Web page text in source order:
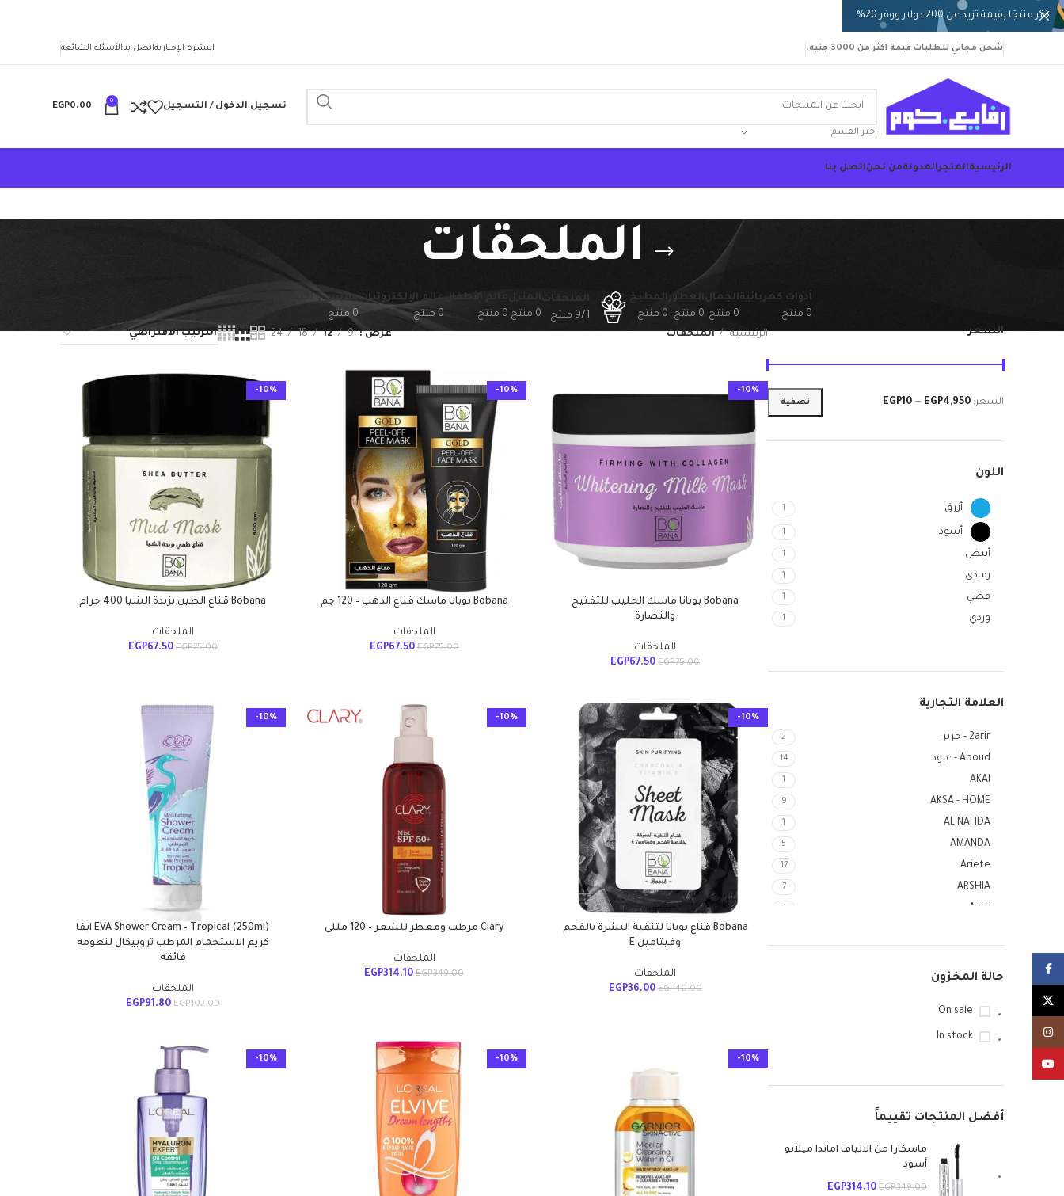
شحن مجاني للطلبات قيمة اكثر من 3000 جنيه. النشرة الإخباريةاتصل بناالأسئلة الشائعة
اختر القسم
تسجيل الدخول / التسجيل
0
EGP0.00
الرئيسيةالمتجرالمدونةمن نحناتصل بنا
الملحقات
أدوات كهربائية
0 منتج
الجمال
0 منتج
العطور
0 منتج
المطبخ
0 منتج
الملحقات
971 منتج
المنزل
0 منتج
عالم الأطفال
0 منتج
عالم الإلكترونيات
0 منتج
ملابس و اكسسوارات
0 منتج
السعر
تصفية السعر: EGP10 — EGP4,950
اللون
أزرق 1
أسود 1
أبيض 1
رمادي 1
فضي 1
وردي 1
العلامة التجارية
2arir - حرير 2
Aboud - عبود 14
AKAI
1
AKSA - HOME
9
AL NAHDA
1
AMANDA
5
Ariete
17
ARSHIA
7
Arzu
4
BLACK + DECKER
BOBANA
Bohemia Crystal
BRAUN
حالة المخزون
On sale
In stock
أفضل المنتجات تقييماً
ماسكارا من الالياف اماندا ميلانو
أسود
EGP349.00
EGP314.10
الرئيسية الملحقات عرض 9
12
18
24
-10%
Bobana بوبانا ماسك الحليب للتفتيح
والنضارة
الملحقات
EGP75.00
EGP67.50
-10%
Bobana بوبانا ماسك قناع الذهب – 120 جم
الملحقات
EGP75.00
EGP67.50
-10%
Bobana قناع الطين بزبدة الشيا 400 جرام
الملحقات
EGP75.00
EGP67.50
-10%
Bobana قناع بوبانا لتنقية البشرة بالفحم
وفيتامين E
الملحقات
EGP40.00
EGP36.00
-10%
Clary مرطب ومعطر للشعر – 120 مللى
الملحقات
EGP349.00
EGP314.10
-10%
EVA Shower Cream – Tropical (250ml) ايفا
كريم الاستحمام المرطب تروبيكال لنعومه
فائقه
الملحقات
EGP102.00
EGP91.80
-10%
-10%
-10%
اختر منتجًا بقيمة تزيد عن 200 دولار ووفر 20%.
Instagram